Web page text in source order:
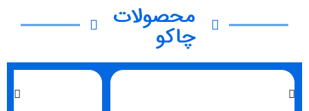
محصولات
چاکو